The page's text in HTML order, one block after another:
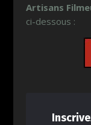
Artisans
ci-dessous :